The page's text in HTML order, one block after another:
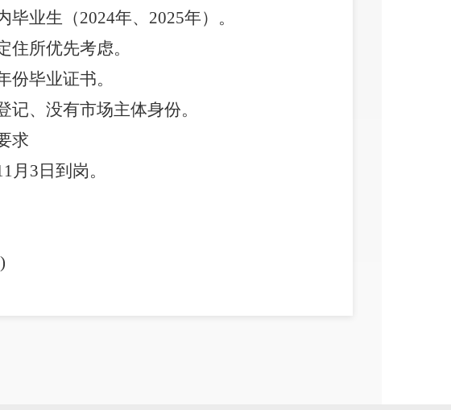
业生（2024年、2025年）。
住所优先考虑。
毕业证书。
、没有市场主体身份。
求
月3日到岗。